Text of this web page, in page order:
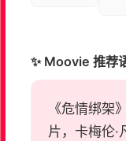
✨ Moovie 推荐
《危情绑架
片，卡梅伦·